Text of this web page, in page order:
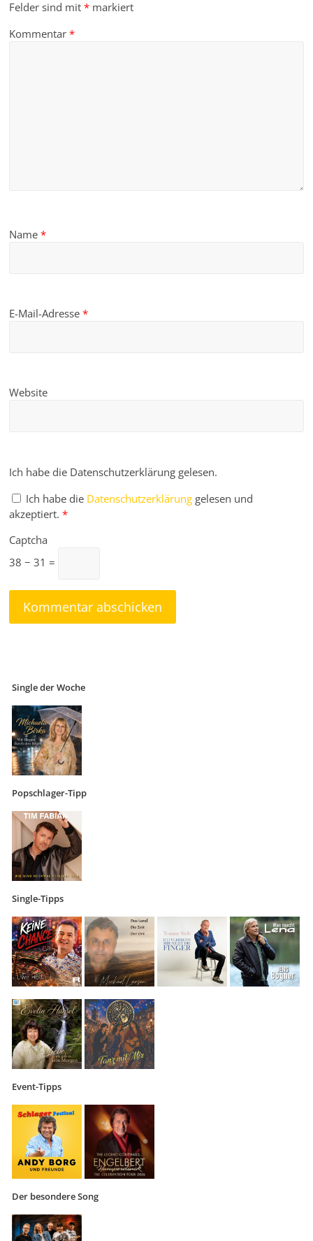
Felder sind mit* markiert
Kommentar*
Name*
E-Mail-Adresse*
Website
Ich habe die Datenschutzerklärung gelesen.
Ich habe die Datenschutzerklärung gelesen und
akzeptiert. *
Captcha
38 − 31 =
Single der Woche
Popschlager-Tipp
Single-Tipps
Event-Tipps
Der besondere Song